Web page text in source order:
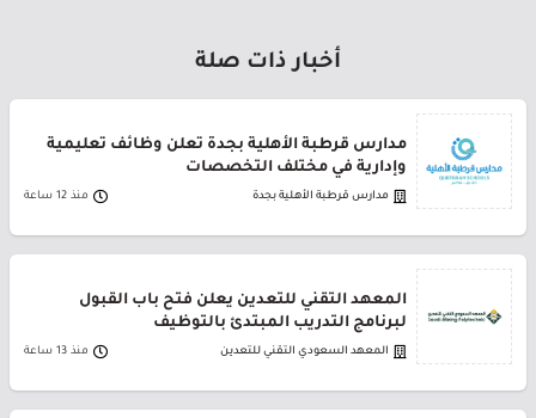
أخبار ذات صلة
مدارس قرطبة الأهلية بجدة تعلن وظائف تعليمية
وإدارية في مختلف التخصصات
مدارس قرطبة الأهلية بجدة منذ 12 ساعة
المعهد التقني للتعدين يعلن فتح باب القبول
لبرنامج التدريب المبتدئ بالتوظيف
المعهد السعودي التقني للتعدين منذ 13 ساعة